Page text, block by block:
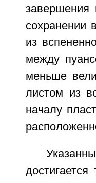
завершения
сохранении
из
между
меньше
листом из
началу